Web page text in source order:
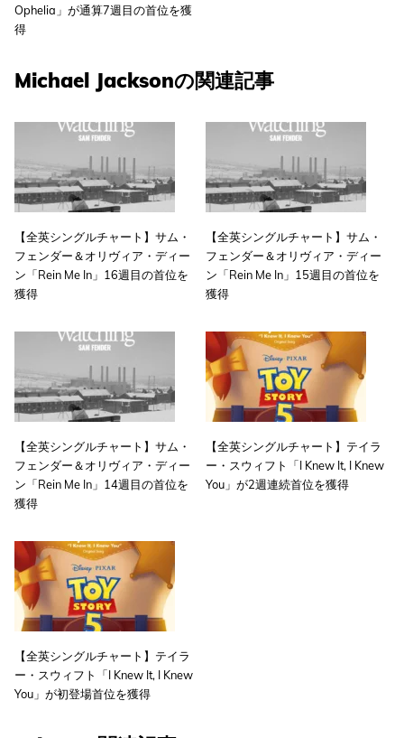
Ophelia」が通算7週目の首位を獲
得
Michael Jacksonの関連記事
【全英シングルチャート】サム・
フェンダー＆オリヴィア・ディー
ン「Rein Me In」16週目の首位を
獲得
【全英シングルチャート】サム・
フェンダー＆オリヴィア・ディー
ン「Rein Me In」15週目の首位を
獲得
【全英シングルチャート】サム・
フェンダー＆オリヴィア・ディー
ン「Rein Me In」14週目の首位を
獲得
【全英シングルチャート】テイラ
ー・スウィフト「I Knew It, I Knew
You」が2週連続首位を獲得
【全英シングルチャート】テイラ
ー・スウィフト「I Knew It, I Knew
You」が初登場首位を獲得